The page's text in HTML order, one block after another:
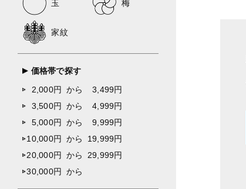
玉 梅
家紋
価格帯で探す
2,000円
から
3,499円
3,500円
から
4,999円
5,000円
から
9,999円
10,000円
から
19,999円
20,000円
から
29,999円
30,000円
から